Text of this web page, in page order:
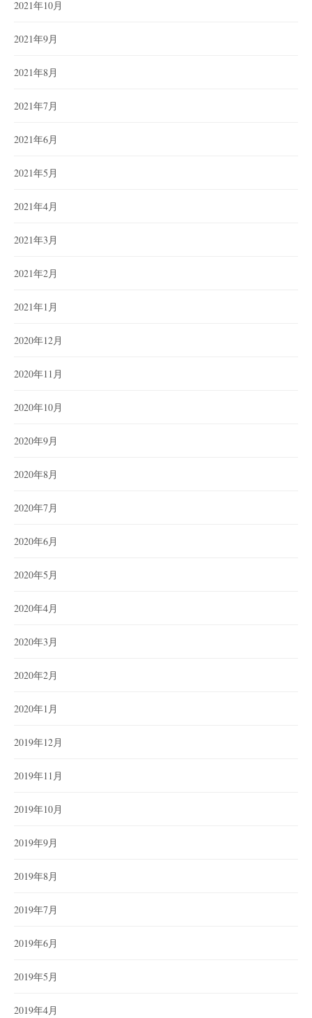
2021年10月
2021年9月
2021年8月
2021年7月
2021年6月
2021年5月
2021年4月
2021年3月
2021年2月
2021年1月
2020年12月
2020年11月
2020年10月
2020年9月
2020年8月
2020年7月
2020年6月
2020年5月
2020年4月
2020年3月
2020年2月
2020年1月
2019年12月
2019年11月
2019年10月
2019年9月
2019年8月
2019年7月
2019年6月
2019年5月
2019年4月